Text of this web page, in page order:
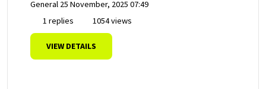
General 25 November, 2025 07:49
1 replies
1054 views
VIEW DETAILS